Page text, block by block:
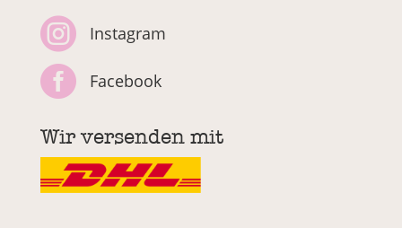
 Instagram
 Facebook
Wir versenden mit